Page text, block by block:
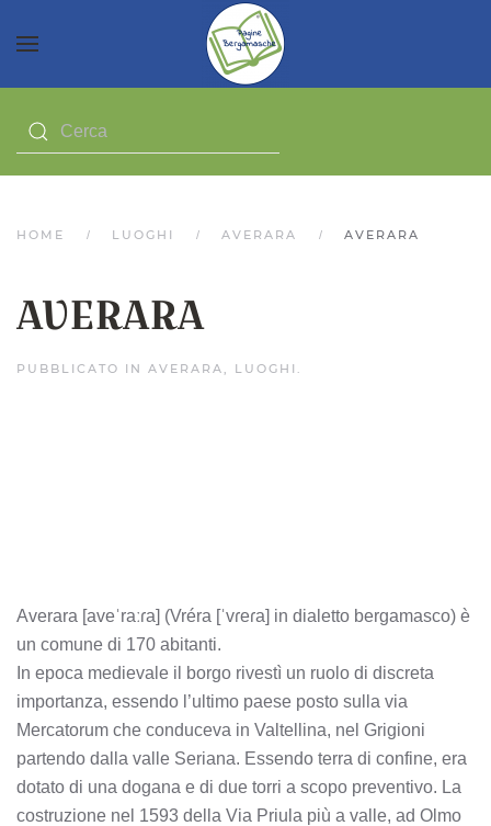
HOME LUOGHI AVERARA AVERARA
AVERARA
PUBBLICATO IN AVERARA, LUOGHI .
Averara [aveˈraːɾa] (Vréra [ˈvɾeɾa] in dialetto bergamasco) è
un comune di 170 abitanti.
In epoca medievale il borgo rivestì un ruolo di discreta
importanza, essendo l’ultimo paese posto sulla via
Mercatorum che conduceva in Valtellina, nel Grigioni
partendo dalla valle Seriana. Essendo terra di confine, era
dotato di una dogana e di due torri a scopo preventivo. La
costruzione nel 1593 della Via Priula più a valle, ad Olmo